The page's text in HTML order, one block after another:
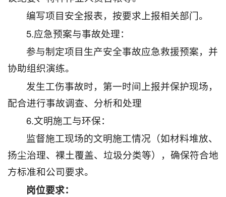
编写项目安全报表，按要求上报相关部门。
5.应急预案与事故处理：
参与制定项目生产安全事故应急救援预案，并
协助组织演练。
发生工伤事故时，第一时间上报并保护现场，
配合进行事故调查、分析和处理
6.文明施工与环保：
监督施工现场的文明施工情况（如材料堆放、
扬尘治理、裸土覆盖、垃圾分类等），确保符合地
方标准和公司要求。
岗位要求：